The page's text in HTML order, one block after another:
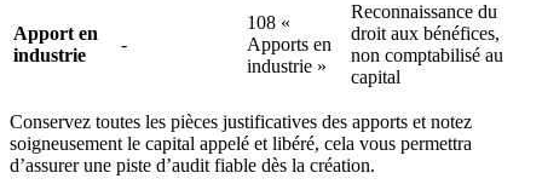
Apport en
industrie
-
108 «
Apports en
industrie »
Reconnaissance du
droit aux bénéfices,
non comptabilisé au
capital
Conservez toutes les pièces justificatives des apports et notez
soigneusement le capital appelé et libéré, cela vous permettra
d’assurer une piste d’audit fiable dès la création.